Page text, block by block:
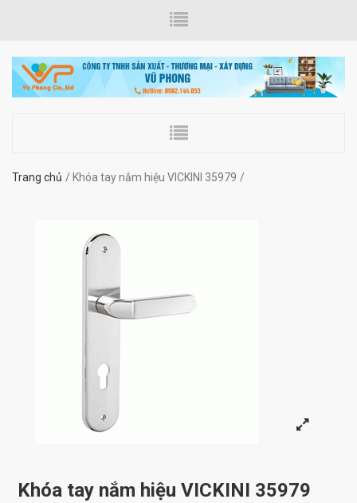
Trang chủ Khóa tay nắm hiệu VICKINI 35979
Khóa tay nắm hiệu VICKINI 35979